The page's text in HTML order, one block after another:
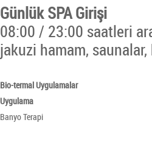
Günlük SPA Girişi
08:00 / 23:00 saatleri
jakuzi hamam, saunalar,
Bio-termal Uygulamalar
Uygulama
Banyo Terapi